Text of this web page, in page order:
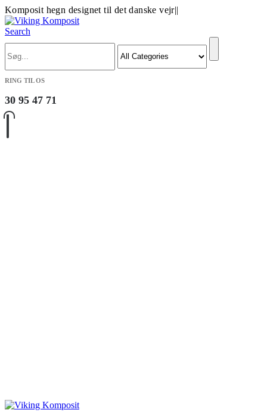
Komposit hegn designet til det danske vejr||
Search
RING TIL OS
30 95 47 71